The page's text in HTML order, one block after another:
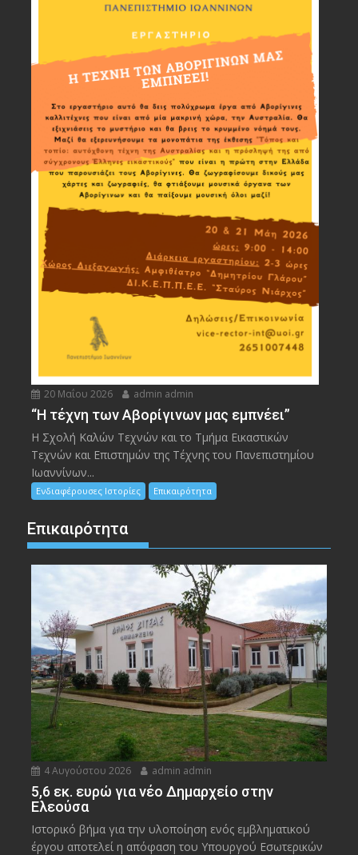
20 Μαΐου 2026 admin admin
“Η τέχνη των Αβορίγινων μας εμπνέει”
Η Σχολή Καλών Τεχνών και το Τμήμα Εικαστικών
Τεχνών και Επιστημών της Τέχνης του Πανεπιστημίου
Ιωαννίνων...
Ενδιαφέρουσες Ιστορίες Επικαιρότητα
Επικαιρότητα
4 Αυγούστου 2026 admin admin
5,6 εκ. ευρώ για νέο Δημαρχείο στην
Ελεούσα
Ιστορικό βήμα για την υλοποίηση ενός εμβληματικού
έργου αποτελεί η απόφαση του Υπουργού Εσωτερικών